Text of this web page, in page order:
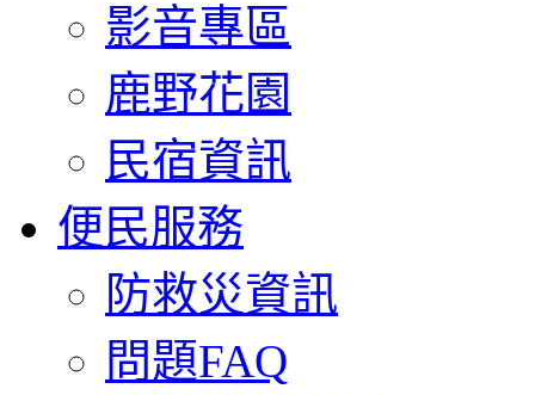
影音專區
鹿野花園
民宿資訊
便民服務
防救災資訊
問題FAQ